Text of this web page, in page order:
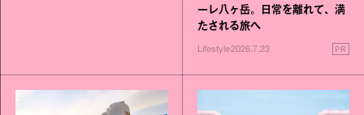
ーレ八ヶ岳。日常を離れて、満
たされる旅へ
Lifestyle2026.7.23 PR